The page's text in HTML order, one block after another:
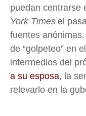
puedan centrarse
York Times el
fuentes
de “golpeteo” en
intermedios del
a su esposa, la
relevarlo en la